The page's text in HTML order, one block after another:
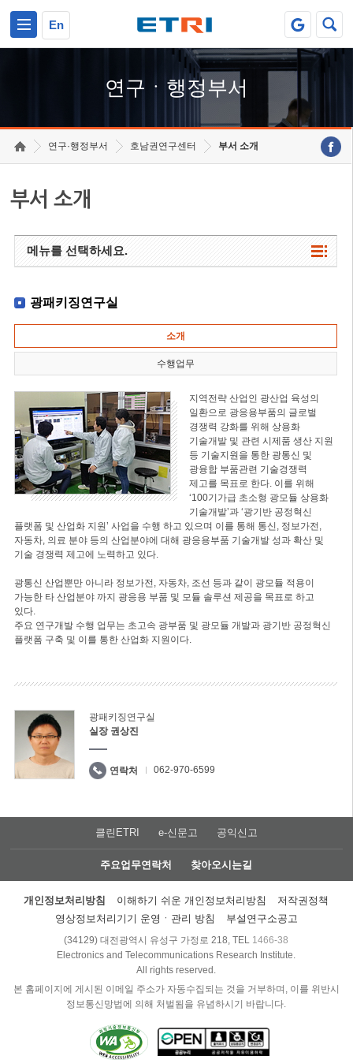
En
연구ㆍ행정부서
연구·행정부서 호남권연구센터 부서 소개
부서 소개
메뉴를 선택하세요.
광패키징연구실
소개
수행업무
지역전략 산업인 광산업 육성의
일환으로 광응용부품의 글로벌
경쟁력 강화를 위해 상용화
기술개발 및 관련 시제품 생산 지원
등 기술지원을 통한 광통신 및
광융합 부품관련 기술경쟁력
제고를 목표로 한다. 이를 위해
‘100기가급 초소형 광모듈 상용화
기술개발’과 ‘광기반 공정혁신
플랫폼 및 산업화 지원’ 사업을 수행 하고 있으며 이를 통해 통신, 정보가전,
자동차, 의료 분야 등의 산업분야에 대해 광응용부품 기술개발 성과 확산 및
기술 경쟁력 제고에 노력하고 있다.
광통신 산업뿐만 아니라 정보가전, 자동차, 조선 등과 같이 광모듈 적용이
가능한 타 산업분야 까지 광응용 부품 및 모듈 솔루션 제공을 목표로 하고
있다.
주요 연구개발 수행 업무는 초고속 광부품 및 광모듈 개발과 광기반 공정혁신
플랫폼 구축 및 이를 통한 산업화 지원이다.
광패키징연구실
실장 권상진
연락처 062-970-6599
클린ETRI e-신문고 공익신고
주요업무연락처 찾아오시는길
개인정보처리방침 이해하기 쉬운 개인정보처리방침
저작권정책
영상정보처리기기 운영ㆍ관리 방침
부설연구소공고
(34129) 대전광역시 유성구 가정로 218, TEL 1466-38
Electronics and Telecommunications Research Institute.
All rights reserved.
본 홈페이지에 게시된 이메일 주소가 자동수집되는 것을 거부하며, 이를 위반시
정보통신망법에 의해 처벌됨을 유념하시기 바랍니다.